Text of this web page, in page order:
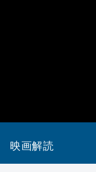
映画解読